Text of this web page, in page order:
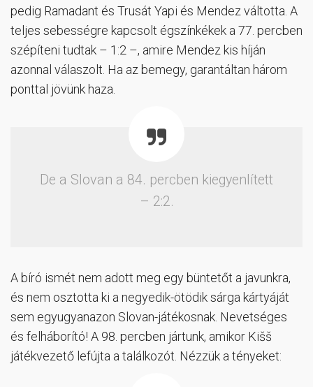
pedig Ramadant és Trusát Yapi és Mendez váltotta. A
teljes sebességre kapcsolt égszínkékek a 77. percben
szépíteni tudtak – 1:2 –, amire Mendez kis híján
azonnal válaszolt. Ha az bemegy, garantáltan három
ponttal jövünk haza.
De a Slovan a 84. percben kiegyenlített
– 2:2.
A bíró ismét nem adott meg egy büntetőt a javunkra,
és nem osztotta ki a negyedik-ötödik sárga kártyáját
sem egyugyanazon Slovan-játékosnak. Nevetséges
és felháborító! A 98. percben jártunk, amikor Kišš
játékvezető lefújta a találkozót. Nézzük a tényeket: